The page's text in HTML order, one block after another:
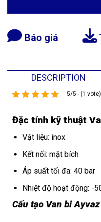
Báo giá
DESCRIPTION
5/5 - (1 vote)
Đặc tính kỹ thuật
Vật liệu: inox
Kết nối: mặt bích
Áp suất tối đa: 40 bar
Nhiệt độ hoạt động: -
Cấu tạo Van bi